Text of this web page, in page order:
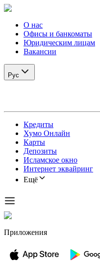
О нас
Офисы и банкоматы
Юридическим лицам
Вакансии
Рус
Кредиты
Хумо Онлайн
Карты
Депозиты
Исламское окно
Интернет эквайринг
Ещё
Приложения